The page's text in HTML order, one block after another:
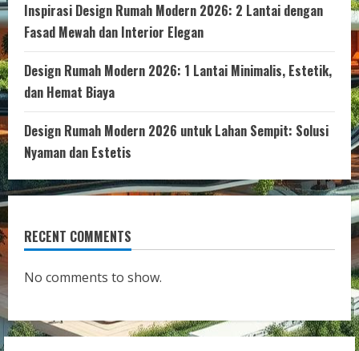
Inspirasi Design Rumah Modern 2026: 2 Lantai dengan
Fasad Mewah dan Interior Elegan
Design Rumah Modern 2026: 1 Lantai Minimalis, Estetik,
dan Hemat Biaya
Design Rumah Modern 2026 untuk Lahan Sempit: Solusi
Nyaman dan Estetis
RECENT COMMENTS
No comments to show.